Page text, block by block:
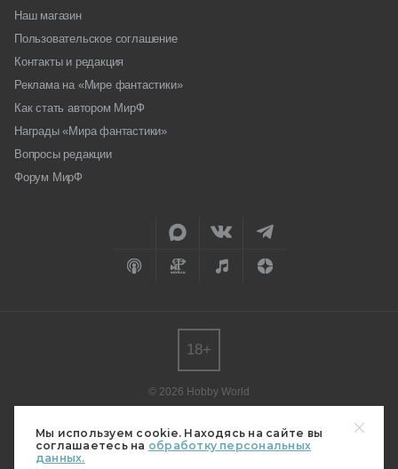
Мы используем cookie. Находясь на сайте вы
соглашаетесь на обработку персональных
данных.
Наш магазин
Пользовательское соглашение
Контакты и редакция
Реклама на «Мире фантастики»
Как стать автором МирФ
Награды «Мира фантастики»
Вопросы редакции
Форум МирФ
© 2026 Hobby World
редакции.
Мнение авторов может не совпадать с мнением редакции.
Свидетельство о регистрации СМИ серия Эл № ФС77-82485
18+